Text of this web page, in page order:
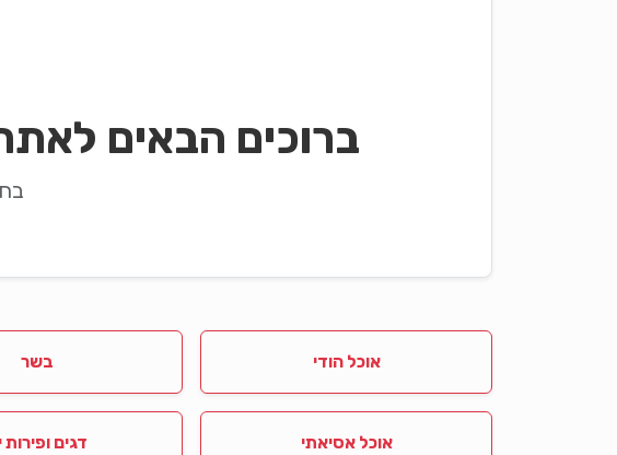
ברוכים הבאים
אוכל הודי בשר
אוכל אסיאתי דגים ופירות